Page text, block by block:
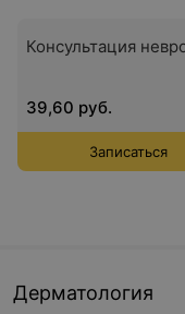
Консультация
39,60 руб.
Записаться
Дерматология